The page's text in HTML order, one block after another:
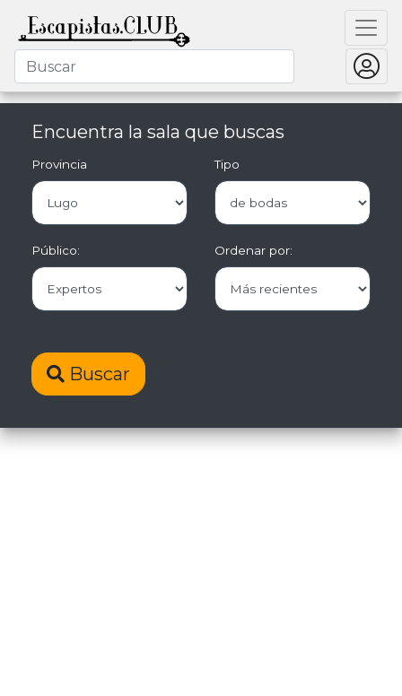
Encuentra la sala que buscas
Provincia Tipo
Público: Ordenar por:
Buscar